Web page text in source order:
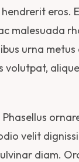
eros.
malesuada
urna metus
volutpat,
velit
diam.